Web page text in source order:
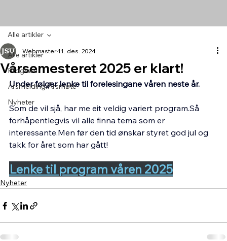
Alle artikler
Program
Årsmelding/Årsmøte
Nyheter
Alle artikler
Vårsemesteret 2025 er klart!
Webmaster 11. des. 2024
Under følger lenke til forelesingane våren neste år.
Som de vil sjå, har me eit veldig variert program.Så
forhåpentlegvis vil alle finna tema som er
interessante.Men før den tid ønskar styret god jul og
takk for året som har gått!
Lenke til program våren 2025
Nyheter